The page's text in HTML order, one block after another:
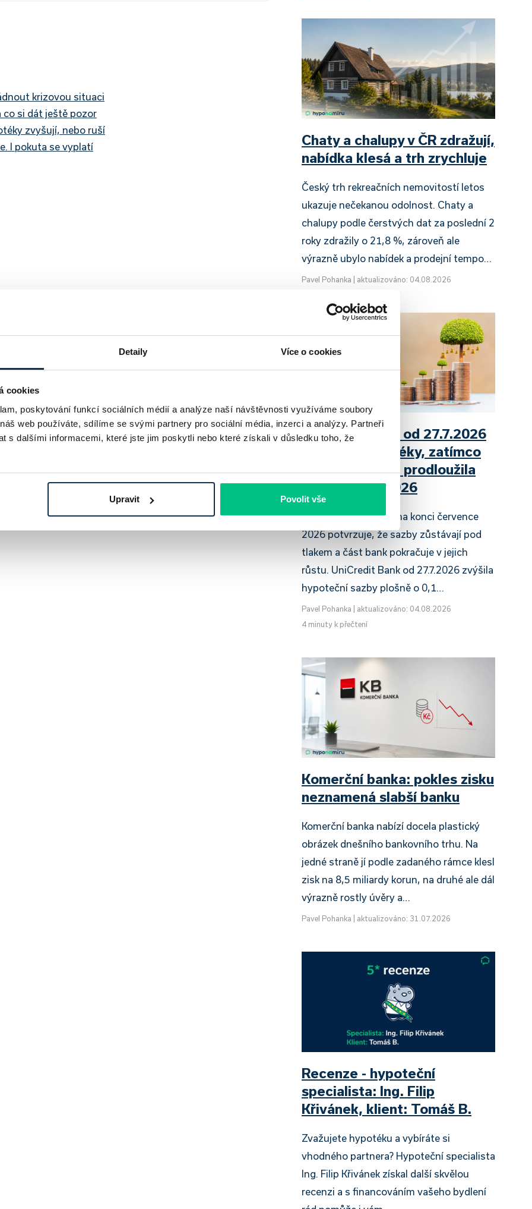
Detaily Více o cookies
cookies
poskytování funkcí sociálních médií a analýze naší návštěvnosti využíváme soubory
web používáte, sdílíme se svými partnery pro sociální média, inzerci a analýzy. Partneři
s dalšími informacemi, které jste jim poskytli nebo které získali v důsledku toho, že
Upravit Povolit vše
krizovou situaci
co si dát ještě pozor
zvyšují, nebo ruší
I pokuta se vyplatí
Chaty a chalupy v ČR zdražují,
nabídka klesá a trh zrychluje
Český trh rekreačních nemovitostí letos
ukazuje nečekanou odolnost. Chaty a
chalupy podle čerstvých dat za poslední 2
roky zdražily o 21,8 %, zároveň ale
výrazně ubylo nabídek a prodejní tempo…
Pavel Pohanka aktualizováno: 04.08.2026
UniCredit Bank od 27.7.2026
zdražuje hypotéky, zatímco
Raiffeisenbank prodloužila
slevu do 6.9.2026
Český hypoteční trh na konci července
2026 potvrzuje, že sazby zůstávají pod
tlakem a část bank pokračuje v jejich
růstu. UniCredit Bank od 27.7.2026 zvýšila
hypoteční sazby plošně o 0,1…
Pavel Pohanka
aktualizováno: 04.08.2026
4 minuty k přečtení
Komerční banka: pokles zisku
neznamená slabší banku
Komerční banka nabízí docela plastický
obrázek dnešního bankovního trhu. Na
jedné straně jí podle zadaného rámce klesl
zisk na 8,5 miliardy korun, na druhé ale dál
výrazně rostly úvěry a…
Pavel Pohanka aktualizováno: 31.07.2026
Recenze - hypoteční
specialista: Ing. Filip
Křivánek, klient: Tomáš B.
Zvažujete hypotéku a vybíráte si
vhodného partnera? Hypoteční specialista
Ing. Filip Křivánek získal další skvělou
recenzi a s financováním vašeho bydlení